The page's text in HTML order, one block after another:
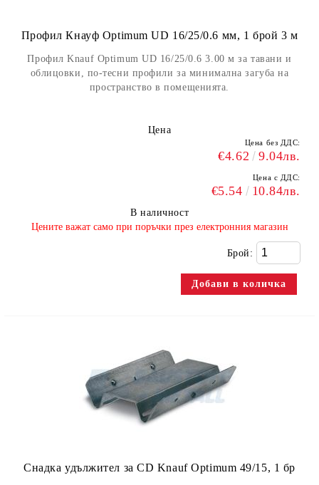
Профил Кнауф Optimum UD 16/25/0.6 мм, 1 брой 3 м
Профил Knauf Optimum UD 16/25/0.6 3.00 м за тавани и
облицовки, по-тесни профили за минимална загуба на
пространство в помещенията.
Цена
Цена без ДДС:
€4.62 9.04лв.
Цена с ДДС:
€5.54 10.84лв.
В наличност
​Цените важат само при поръчки през електронния магазин
Брой:
Снадка удължител за CD Knauf Optimum 49/15, 1 бр